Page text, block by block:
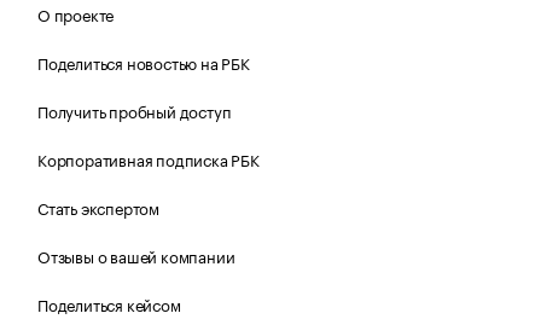
О проекте
Поделиться новостью на РБК
Получить пробный доступ
Корпоративная подписка РБК
Стать экспертом
Отзывы о вашей компании
Поделиться кейсом